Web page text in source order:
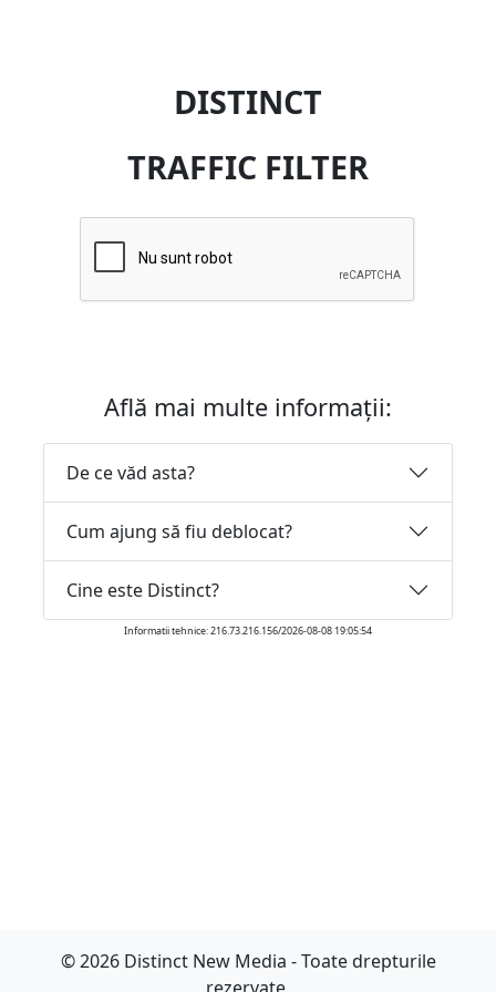
DISTINCT
TRAFFIC FILTER
Află mai multe informații:
De ce văd asta?
Cum ajung să fiu deblocat?
Cine este Distinct?
Informatii tehnice: 216.73.216.156/2026-08-08 19:05:54
© 2026 Distinct New Media - Toate drepturile